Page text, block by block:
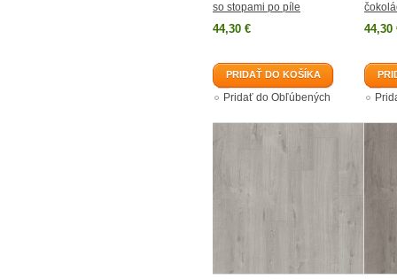
so stopami po píle
44,30 €
PRIDAŤ DO KOŠÍKA
Pridať do Obľúbených
44,30